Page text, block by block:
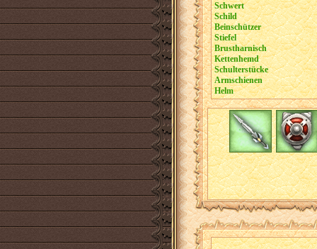
Schwert
Schild
Beinschützer
Stiefel
Brustharnisch
Kettenhemd
Schulterstücke
Armschienen
Helm